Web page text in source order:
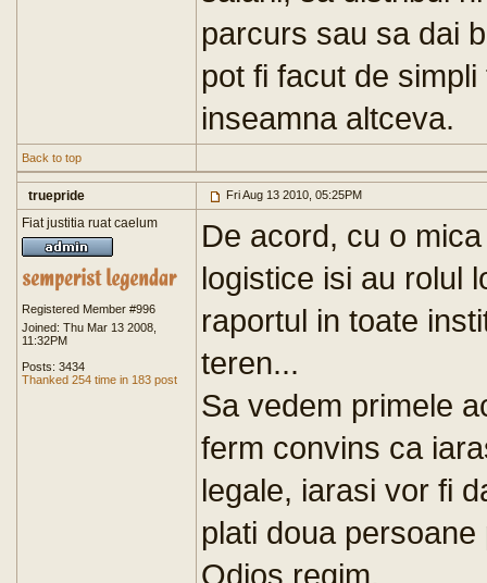
parcurs sau sa dai
pot fi facut de
inseamna altceva.
Back to top
truepride Fri Aug 13 2010, 05:25PM
Fiat justitia ruat caelum
Registered Member #996
Joined: Thu Mar 13 2008,
11:32PM
Posts: 3434
Thanked 254 time in 183 post
De acord, cu o
logistice isi au rolul
raportul in toate
teren...
Sa vedem primele
ferm convins ca
legale, iarasi vor fi
plati doua
Odios regim.